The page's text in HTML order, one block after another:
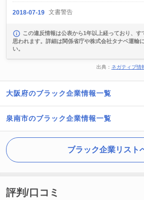
2018-07-19 文書警告
この違反情報は公表から1年以上経っており、す
思われます。詳細は関係省庁や株式会社タナベ運輸
い。
出典： ネガティブ情
大阪府のブラック企業情報一覧
泉南市のブラック企業情報一覧
ブラック企業リスト
評判/口コミ